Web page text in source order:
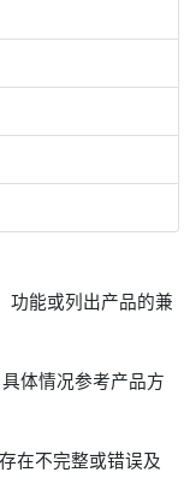
功能或列出产品的兼
体情况参考产品方
在不完整或错误及